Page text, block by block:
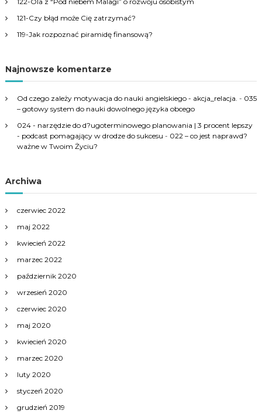
121-Czy błąd może Cię zatrzymać?
119-Jak rozpoznać piramidę finansową?
Najnowsze komentarze
Od czego zależy motywacja do nauki angielskiego - akcja_relacja. - 035
– gotowy system do nauki dowolnego języka obcego
024 - narzędzie do d?ugoterminowego planowania | 3 procent lepszy
- podcast pomagający w drodze do sukcesu - 022 – co jest naprawd?
ważne w Twoim Życiu?
Archiwa
czerwiec 2022
maj 2022
kwiecień 2022
marzec 2022
październik 2020
wrzesień 2020
czerwiec 2020
maj 2020
kwiecień 2020
marzec 2020
luty 2020
styczeń 2020
grudzień 2019